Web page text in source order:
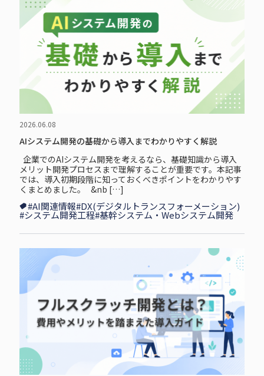
2026.06.08
AIシステム開発の基礎から導入までわかりやすく解説
企⁠業⁠で⁠のAIシステム開発を考えるなら、基礎知識から導入
メリット開発プロセスまで理解することが重要です。本記事
では、導入初期段階に知っておくべきポイントをわかりやす
くまとめました。 &nb […]
#AI関連情報#DX(デジタルトランスフォーメーション)
#システム開発工程#基幹システム・Webシステム開発